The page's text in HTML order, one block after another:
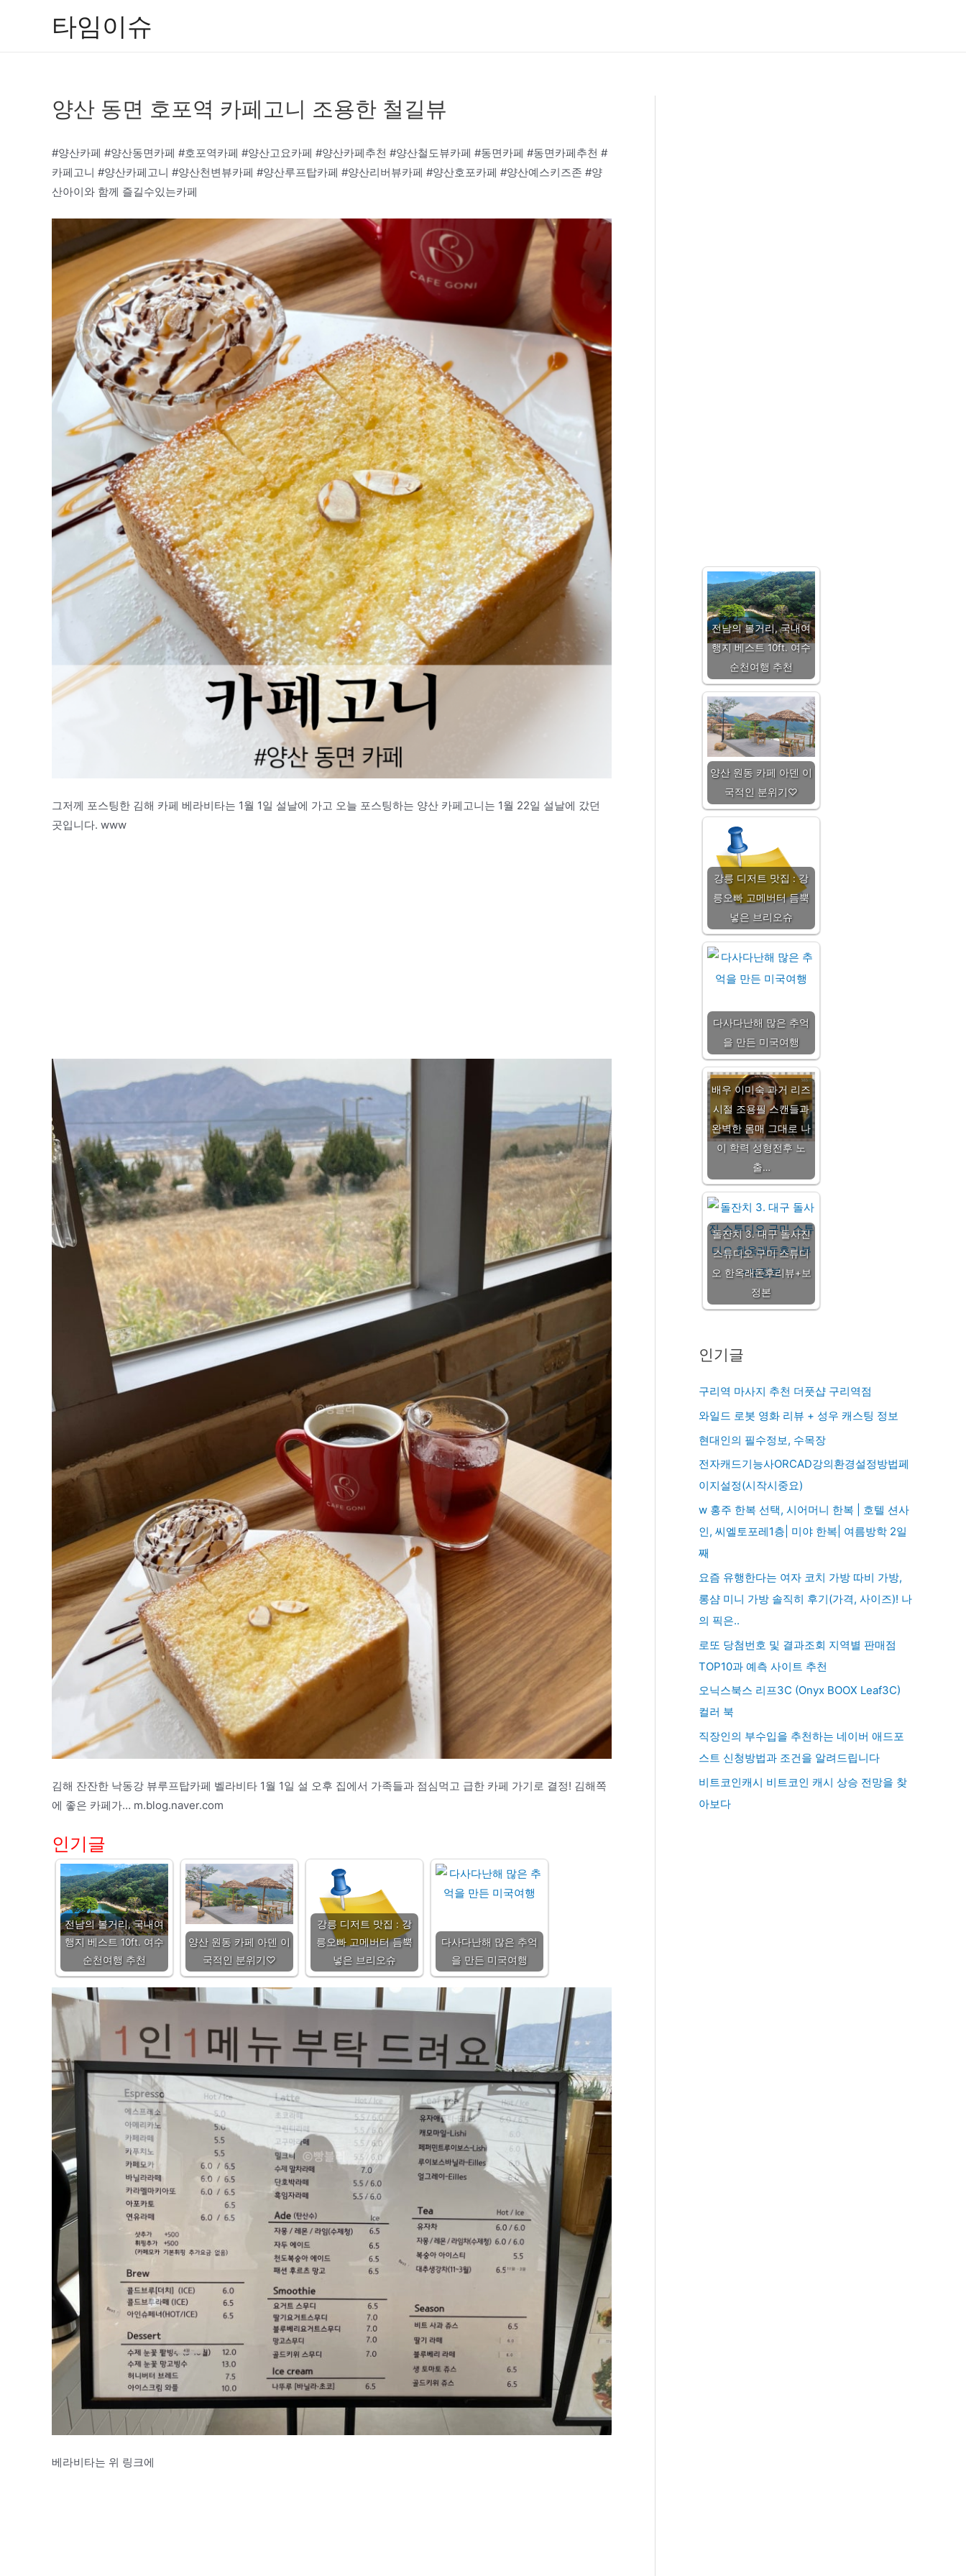
타임이슈
양산 동면 호포역 카페고니 조용한 철길뷰
#양산카페 #양산동면카페 #호포역카페 #양산고요카페 #양산카페추천 #양산철도뷰카페 #동면카페 #동면카페추천 #
카페고니 #양산카페고니 #양산천변뷰카페 #양산루프탑카페 #양산리버뷰카페 #양산호포카페 #양산예스키즈존 #양
산아이와 함께 즐길수있는카페
그저께 포스팅한 김해 카페 베라비타는 1월 1일 설날에 가고 오늘 포스팅하는 양산 카페고니는 1월 22일 설날에 갔던
곳입니다. www
김해 잔잔한 낙동강 뷰루프탑카페 벨라비타 1월 1일 설 오후 집에서 가족들과 점심먹고 급한 카페 가기로 결정! 김해쪽
에 좋은 카페가… m.blog.naver.com
인기글
전남의 볼거리, 국내여
행지 베스트 10ft. 여수
순천여행 추천
양산 원동 카페 아덴 이
국적인 분위기♡
강릉 디저트 맛집 : 강
릉오빠 고메버터 듬뿍
넣은 브리오슈
다사다난해 많은 추억
을 만든 미국여행
베라비타는 위 링크에
전남의 볼거리, 국내여
행지 베스트 10ft. 여수
순천여행 추천
양산 원동 카페 아덴 이
국적인 분위기♡
강릉 디저트 맛집 : 강
릉오빠 고메버터 듬뿍
넣은 브리오슈
다사다난해 많은 추억
을 만든 미국여행
배우 이미숙 과거 리즈
시절 조용필 스캔들과
완벽한 몸매 그대로 나
이 학력 성형전후 노
출…
돌잔치 3. 대구 돌사진
스튜디오 구미 스튜디
오 한옥래돈후리뷰+보
정본
인기글
구리역 마사지 추천 더풋샵 구리역점
와일드 로봇 영화 리뷰 + 성우 캐스팅 정보
현대인의 필수정보, 수목장
전자캐드기능사ORCAD강의환경설정방법페
이지설정(시작시중요)
w 홍주 한복 선택, 시어머니 한복 | 호텔 션사
인, 씨엘토포레1층| 미야 한복| 여름방학 2일
째
요즘 유행한다는 여자 코치 가방 따비 가방,
롱샴 미니 가방 솔직히 후기(가격, 사이즈)! 나
의 픽은..
로또 당첨번호 및 결과조회 지역별 판매점
TOP10과 예측 사이트 추천
오닉스북스 리프3C (Onyx BOOX Leaf3C)
컬러 북
직장인의 부수입을 추천하는 네이버 애드포
스트 신청방법과 조건을 알려드립니다
비트코인캐시 비트코인 캐시 상승 전망을 찾
아보다